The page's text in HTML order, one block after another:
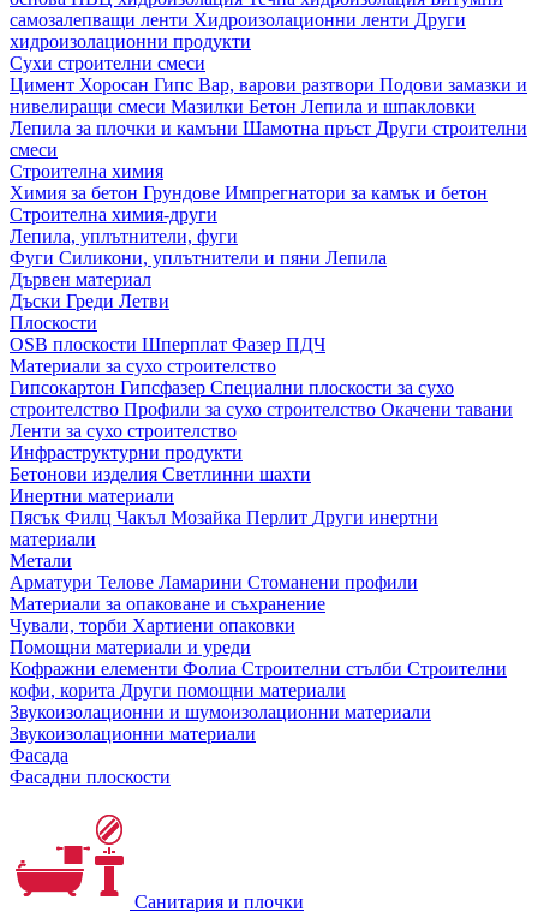
самозалепващи ленти Хидроизолационни ленти Други
хидроизолационни продукти
Сухи строителни смеси
Цимент Хоросан Гипс Вар, варови разтвори Подови замазки и
нивелиращи смеси Мазилки Бетон Лепила и шпакловки
Лепила за плочки и камъни Шамотна пръст Други строителни
смеси
Строителна химия
Химия за бетон Грундове Импрегнатори за камък и бетон
Строителна химия-други
Лепила, уплътнители, фуги
Фуги Силикони, уплътнители и пяни Лепила
Дървен материал
Дъски Греди Летви
Плоскости
OSB плоскости Шперплат Фазер ПДЧ
Материали за сухо строителство
Гипсокартон Гипсфазер Специални плоскости за сухо
строителство Профили за сухо строителство Окачени тавани
Ленти за сухо строителство
Инфраструктурни продукти
Бетонови изделия Светлинни шахти
Инертни материали
Пясък Филц Чакъл Мозайкa Перлит Други инертни
материали
Метали
Арматури Телове Ламарини Стоманени профили
Материали за опаковане и съхранение
Чували, торби Хартиени опаковки
Помощни материали и уреди
Кофражни елементи Фолиа Строителни стълби Строителни
кофи, корита Други помощни материали
Звукоизолационни и шумоизолационни материали
Звукоизолационни материали
Фасада
Фасадни плоскости
Санитария и плочки